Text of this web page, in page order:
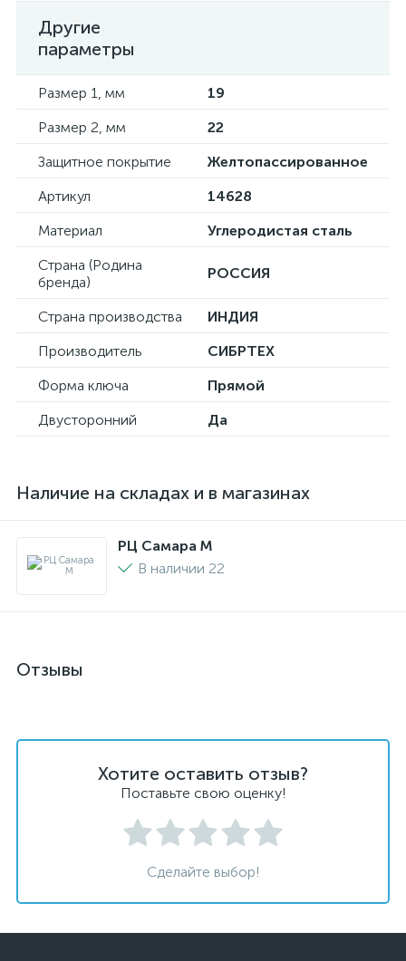
Другие
параметры
Размер 1, мм
19
Размер 2, мм
22
Защитное покрытие
Желтопассированное
Артикул
14628
Материал
Углеродистая сталь
Страна (Родина
бренда)
РОССИЯ
Страна производства
ИНДИЯ
Производитель
СИБРТЕХ
Форма ключа
Прямой
Двусторонний
Да
Наличие на складах и в магазинах
РЦ Самара M
В наличии 22
Отзывы
Хотите оставить отзыв?
Поставьте свою оценку!
Сделайте выбор!